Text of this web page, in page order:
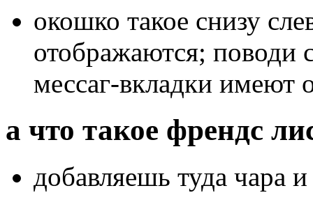
окошко такое снизу
отображаются; поводи
мессаг-вкладки имеют
а что такое френдс
добавляешь туда чара